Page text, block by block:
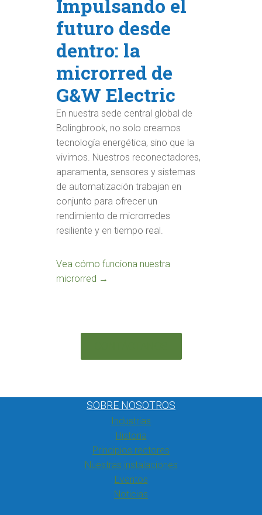
Impulsando el
futuro desde
dentro: la
microrred de
G&W Electric
En nuestra sede central global de
Bolingbrook, no solo creamos
tecnología energética, sino que la
vivimos. Nuestros reconectadores,
aparamenta, sensores y sistemas
de automatización trabajan en
conjunto para ofrecer un
rendimiento de microrredes
resiliente y en tiempo real.
Vea cómo funciona nuestra
microrred →
SOBRE NOSOTROS
Industrias
Historia
Principios rectores
Nuestras instalaciones
Eventos
Noticias